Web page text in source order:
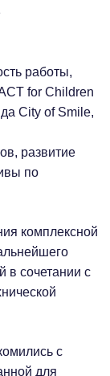
работы,
for Children
City of Smile,
развитие
по
комплексной
в сочетании с
с
для